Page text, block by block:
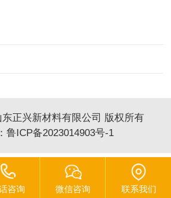
正兴新材料有限公司 版权所有
鲁ICP备2023014903号-1
咨询 微信咨询 联系我们